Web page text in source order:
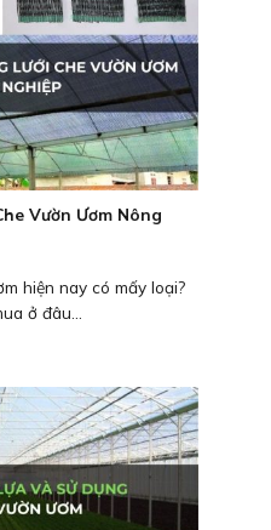
Vườn Ươm Nông
hiện nay có mấy loại?
ở đâu...